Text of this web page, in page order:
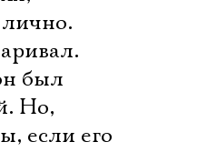
был
Но,
если его